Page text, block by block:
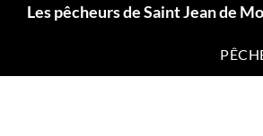
Les pêcheurs de Saint Jean de